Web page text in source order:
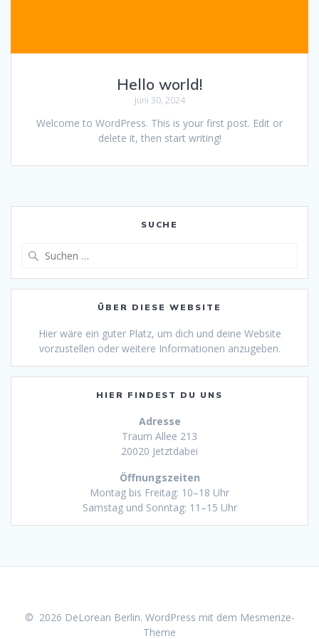
Hello world!
Juni 30, 2024
Welcome to WordPress. This is your first post. Edit or
delete it, then start writing!
SUCHE
ÜBER DIESE WEBSITE
Hier wäre ein guter Platz, um dich und deine Website
vorzustellen oder weitere Informationen anzugeben.
HIER FINDEST DU UNS
Adresse
Traum Allee 213
20020 Jetztdabei
Öffnungszeiten
Montag bis Freitag: 10–18 Uhr
Samstag und Sonntag: 11–15 Uhr
© 2026 DeLorean Berlin. WordPress mit dem Mesmerize-
Theme